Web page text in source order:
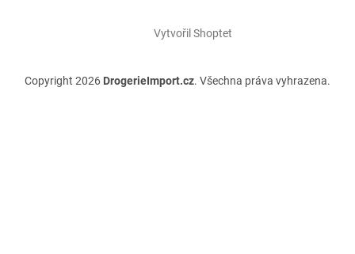
Vytvořil Shoptet
Copyright 2026 DrogerieImport.cz. Všechna práva vyhrazena.